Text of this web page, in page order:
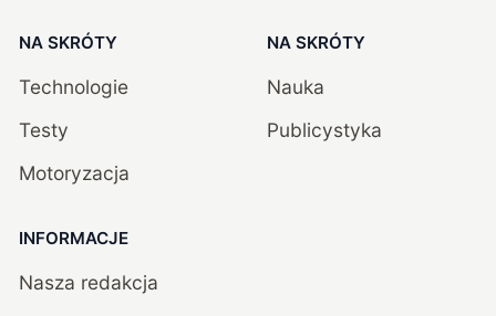
NA SKRÓTY
Technologie
Testy
Motoryzacja
NA SKRÓTY
Nauka
Publicystyka
INFORMACJE
Nasza redakcja